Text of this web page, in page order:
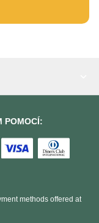
POMOCÍ:
methods offered at